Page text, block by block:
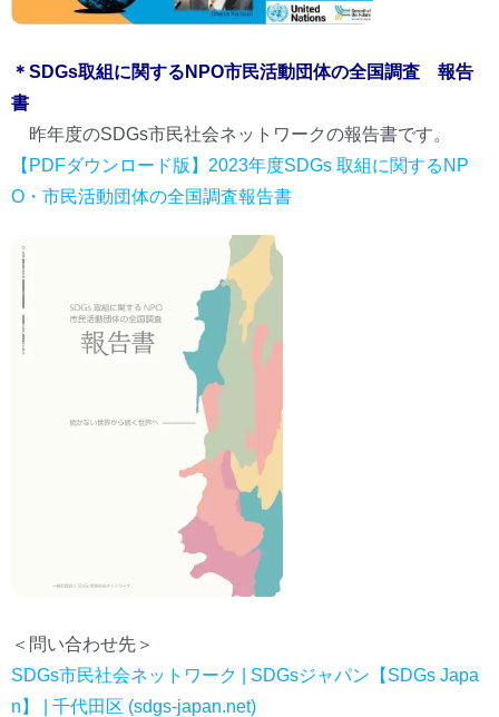
＊SDGs取組に関するNPO市民活動団体の全国調査 報告
書
昨年度のSDGs市民社会ネットワークの報告書です。
【PDFダウンロード版】2023年度SDGs 取組に関するNP
O・市民活動団体の全国調査報告書
＜問い合わせ先＞
SDGs市民社会ネットワーク | SDGsジャパン【SDGs Japa
n】 | 千代田区 (sdgs-japan.net)